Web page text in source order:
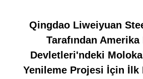
Qingdao Liweiyuan
Tarafından
Devletleri'ndeki
Yenileme Projesi İçin İlk